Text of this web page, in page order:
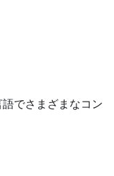
でさまざまなコン